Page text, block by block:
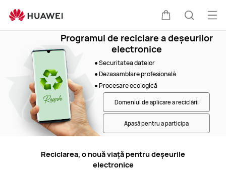
HUAWEI
Programul de reciclare a deșeurilor
electronice
● Securitatea datelor
● Dezasamblare profesională
● Procesare ecologică
Domeniul de aplicare a reciclării
Apasă pentru a participa
Reciclarea, o nouă viață pentru deșeurile
electronice